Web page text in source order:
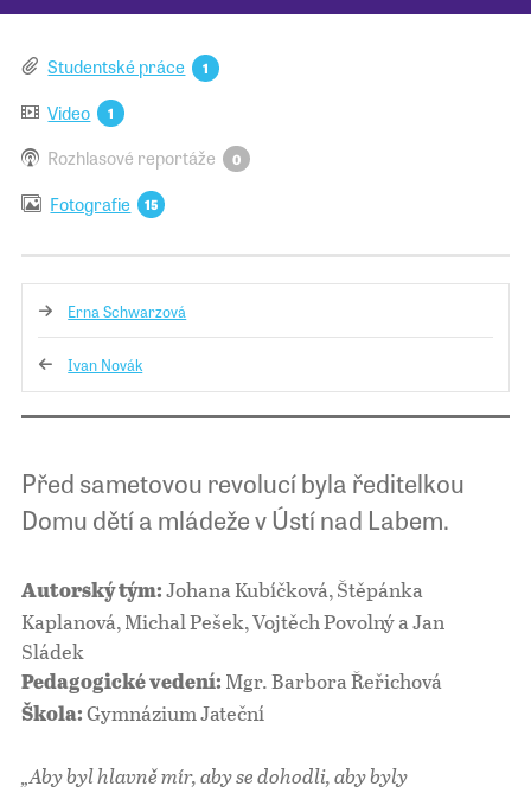
Studentské práce 1
Video 1
Rozhlasové reportáže 0
Fotografie 15
Erna Schwarzová
Ivan Novák
Před sametovou revolucí byla ředitelkou
Domu dětí a mládeže v Ústí nad Labem.
Autorský tým: Johana Kubíčková, Štěpánka
Kaplanová, Michal Pešek, Vojtěch Povolný a Jan
Sládek
Pedagogické vedení: Mgr. Barbora Řeřichová
Škola: Gymnázium Jateční
„Aby byl hlavně mír, aby se dohodli, aby byly